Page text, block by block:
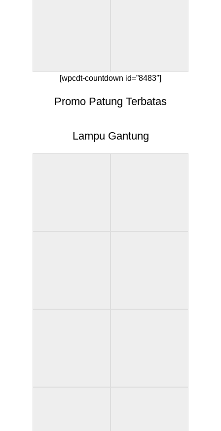
[wpcdt-countdown id=”8483″]
Promo Patung Terbatas
Lampu Gantung